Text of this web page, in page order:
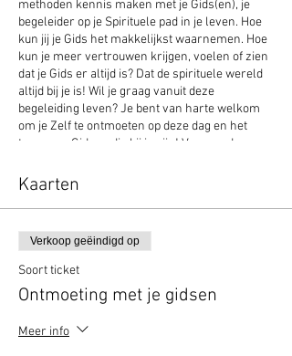
methoden kennis maken met je Gids(en), je
begeleider op je Spirituele pad in je leven. Hoe
kun jij je Gids het makkelijkst waarnemen. Hoe
kun je meer vertrouwen krijgen, voelen of zien
dat je Gids er altijd is? Dat de spirituele wereld
altijd bij je is! Wil je graag vanuit deze
begeleiding leven? Je bent van harte welkom
om je Zelf te ontmoeten op deze dag en het
team van Gidsen die bij je zijn! Voor verdere
kijken onder het kopje "Cursussen". Graag je
lunch zelf meenemen. Deze dag is voor
iedereen toegankelijk. Vrijdag 9 april van 10.00 -
17.00 uur. € 75,-
Kaarten
Verkoop geëindigd op
Soort ticket
Ontmoeting met je gidsen
Meer info